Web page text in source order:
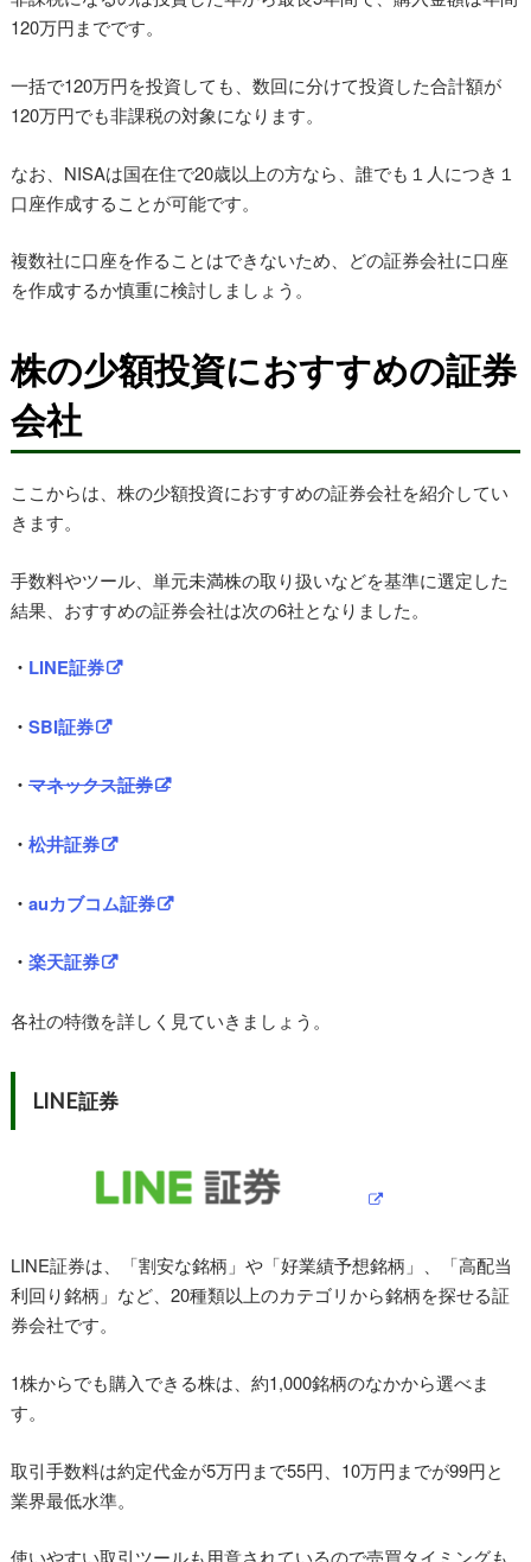
120万円までです。
一括で120万円を投資しても、数回に分けて投資した合計額が
120万円でも非課税の対象になります。
なお、NISAは国在住で20歳以上の方なら、誰でも１人につき１
口座作成することが可能です。
複数社に口座を作ることはできないため、どの証券会社に口座
を作成するか慎重に検討しましょう。
株の少額投資におすすめの証券
会社
ここからは、株の少額投資におすすめの証券会社を紹介してい
きます。
手数料やツール、単元未満株の取り扱いなどを基準に選定した
結果、おすすめの証券会社は次の6社となりました。
・ LINE証券
・ SBI証券
・ マネックス証券
・ 松井証券
・ auカブコム証券
・ 楽天証券
各社の特徴を詳しく見ていきましょう。
LINE証券
LINE証券は、「割安な銘柄」や「好業績予想銘柄」、「高配当
利回り銘柄」など、20種類以上のカテゴリから銘柄を探せる証
券会社です。
1株からでも購入できる株は、約1,000銘柄のなかから選べま
す。
取引手数料は約定代金が5万円まで55円、10万円までが99円と
業界最低水準。